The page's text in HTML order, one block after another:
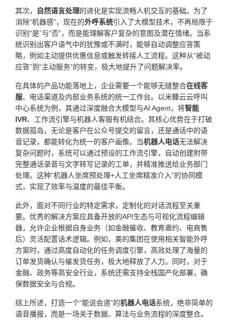
其次， 自然语言处理的进化是实现流畅人机交互的基础。为了
消除“机器感”，现在的外呼系统引入了大模型技术，不再局限于
识别“是”与“否”，而是能理解客户复杂的意图及潜在情绪。当系
统识别出客户语气中的犹豫或不满时，能够自动调整应答策
略，例如主动提供优惠信息或触发转接人工流程。这种从“被动
应答”到“主动服务”的转变，极大地提升了问题解决率。
在具体的产品功能落地上，企业需要一个能够无缝整合在线客
服、电话渠道及内部业务系统的统一工作台。以米糠云云呼叫
中心系统为例，其通过深度融合大模型与AI Agent，将智能
IVR、工作流引擎与机器人客服有机结合。其核心优势在于打破
数据孤岛，无论是客户在公众号提交的留言，还是通话中的语
音记录，都能转化为统一的客户画像。当机器人电话无法解决
复杂问题时，系统可以通过预设的工作流引擎，自动创建附带
完整通话录音与文字转写记录的工单，并精准推送给业务部门
处理。这种“机器人坐席预处理+人工坐席精准介入”的协同模
式，实现了效率与温度的最佳平衡。
此外，面对不同行业的特定需求，定制化的对话流程至关重
要。优秀的解决方案应具备开放的API生态与可视化流程编辑
器，允许企业根据自身业务（如金融催收、教育邀约、电商售
后）灵活配置话术逻辑。例如，美的集团在使用相关智能外呼
方案时，通过高度自动化的任务调度引擎，高效处理了海量的
订单发货确认与催发货任务，极大地释放了人力。同时，对于
金融、政务等高安全行业，系统还需支持全栈国产化部署，确
保数据安全与合规。
综上所述，打造一个“能说会道”的机器人电话系统，绝非简单的
语音播报，而是一场关于数据、算法与业务流程的深度整合。